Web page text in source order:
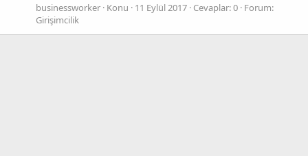
businessworker Konu 11 Eylül 2017 Cevaplar: 0 Forum:
Girişimcilik